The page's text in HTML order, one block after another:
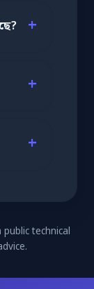
technical